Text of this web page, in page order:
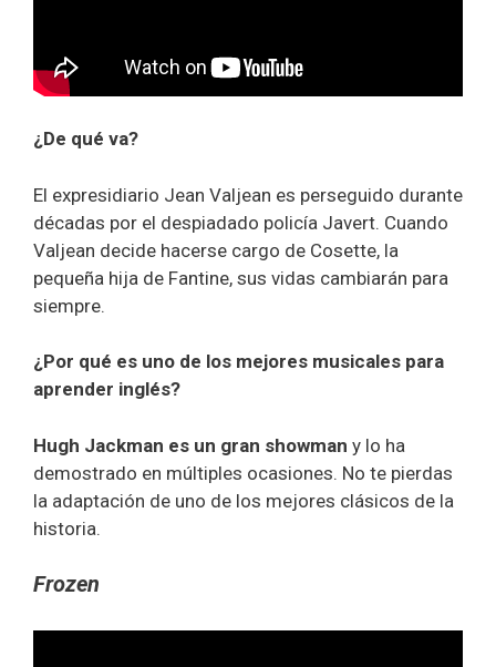
¿De qué va?
El expresidiario Jean Valjean es perseguido durante
décadas por el despiadado policía Javert. Cuando
Valjean decide hacerse cargo de Cosette, la
pequeña hija de Fantine, sus vidas cambiarán para
siempre.
¿Por qué es uno de los mejores musicales para
aprender inglés?
Hugh Jackman es un gran showman y lo ha
demostrado en múltiples ocasiones. No te pierdas
la adaptación de uno de los mejores clásicos de la
historia.
Frozen